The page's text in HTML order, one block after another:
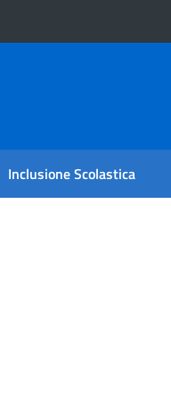
Inclusione Scolastica